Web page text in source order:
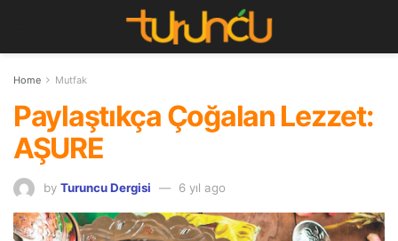
Home Mutfak
Paylaştıkça Çoğalan Lezzet:
AŞURE
by Turuncu Dergisi 6 yıl ago